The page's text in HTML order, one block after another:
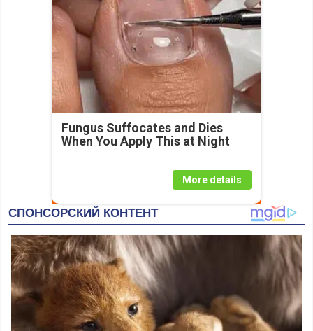
Fungus Suffocates and Dies
When You Apply This at Night
More details